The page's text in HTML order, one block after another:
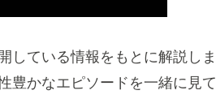
している情報をもとに解説しま
豊かなエピソードを一緒に見て